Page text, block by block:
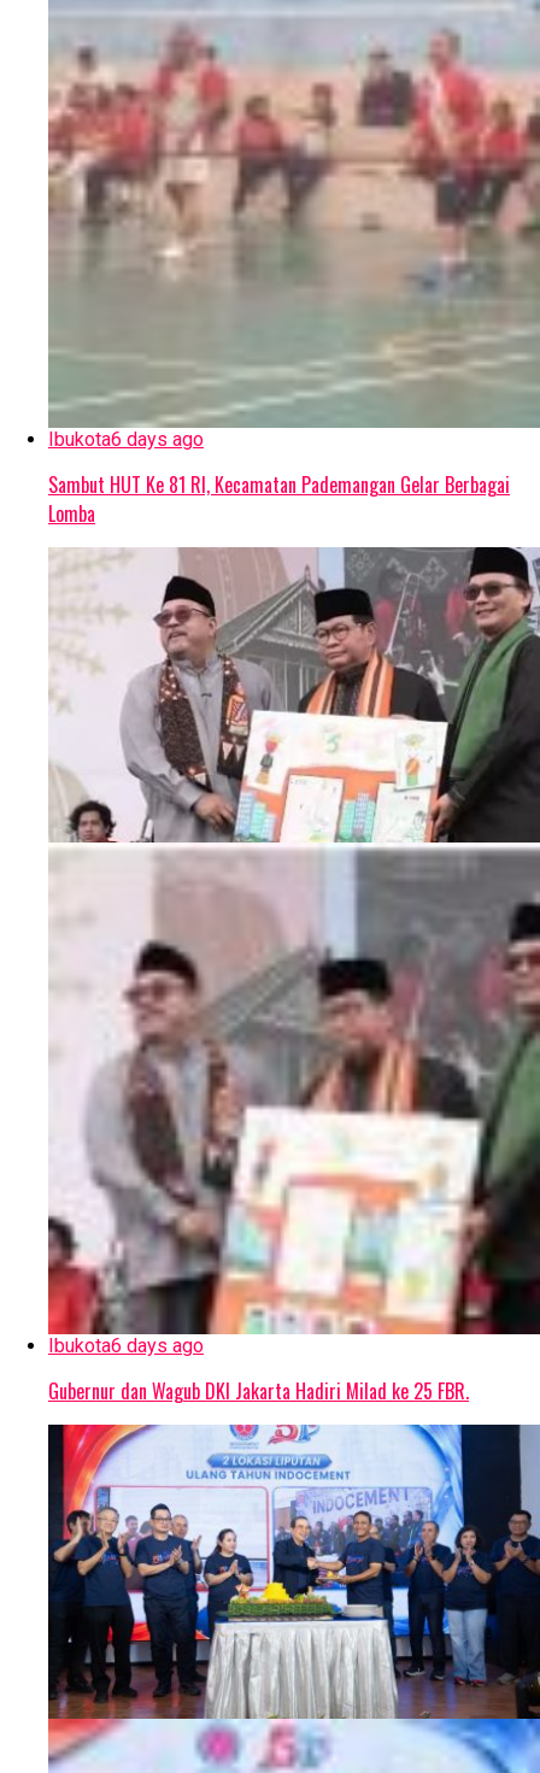
Ibukota6 days ago
Sambut HUT Ke 81 RI, Kecamatan Pademangan Gelar Berbagai
Lomba
Ibukota6 days ago
Gubernur dan Wagub DKI Jakarta Hadiri Milad ke 25 FBR.